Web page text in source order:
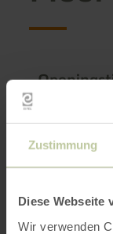
Zustimmung
Diese Webseite
Wir verwenden